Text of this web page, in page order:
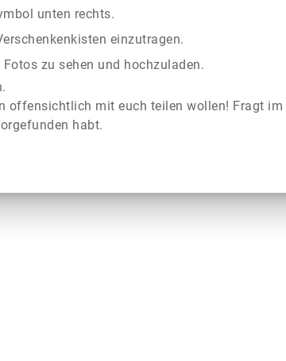
unten rechts.
einzutragen.
zu sehen und hochzuladen.
offensichtlich mit euch teilen wollen! Fragt
habt.